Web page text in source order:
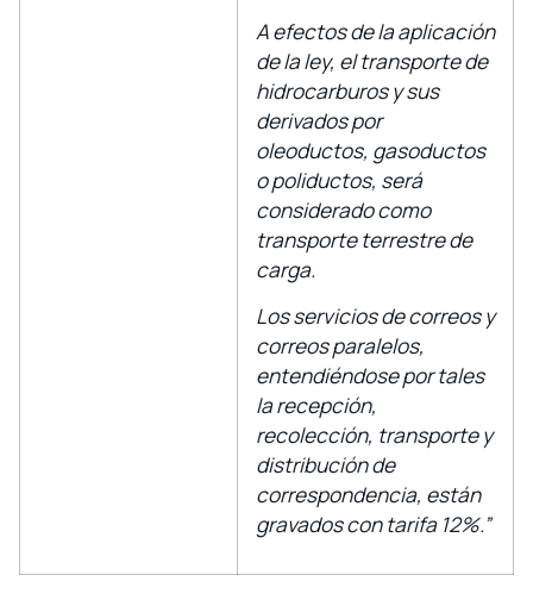
A efectos de la aplicación
de la ley, el transporte de
hidrocarburos y sus
derivados por
oleoductos, gasoductos
o poliductos, será
considerado como
transporte terrestre de
carga.
Los servicios de correos y
correos paralelos,
entendiéndose por tales
la recepción,
recolección, transporte y
distribución de
correspondencia, están
gravados con tarifa 12%.”